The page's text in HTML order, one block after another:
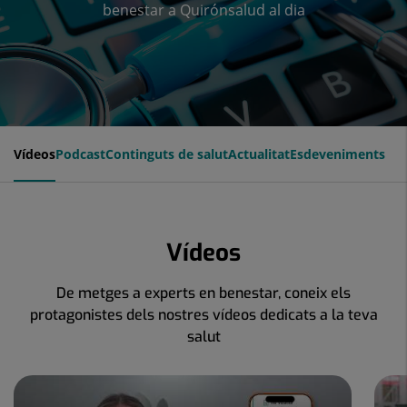
benestar a Quirónsalud al dia
VídeosPodcastContinguts de salutActualitatEsdeveniments
Vídeos
De metges a experts en benestar, coneix els
protagonistes dels nostres vídeos dedicats a la teva
salut
Nombre